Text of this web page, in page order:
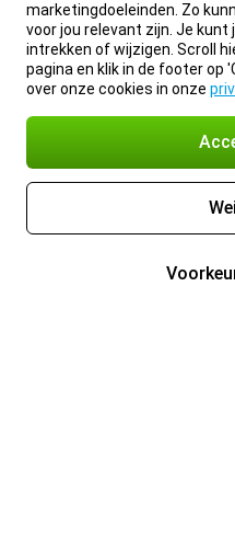
marketingdoeleinden. Zo
voor jou relevant zijn. Je
intrekken of wijzigen. Scroll
pagina en klik in de footer op
over onze cookies in onze